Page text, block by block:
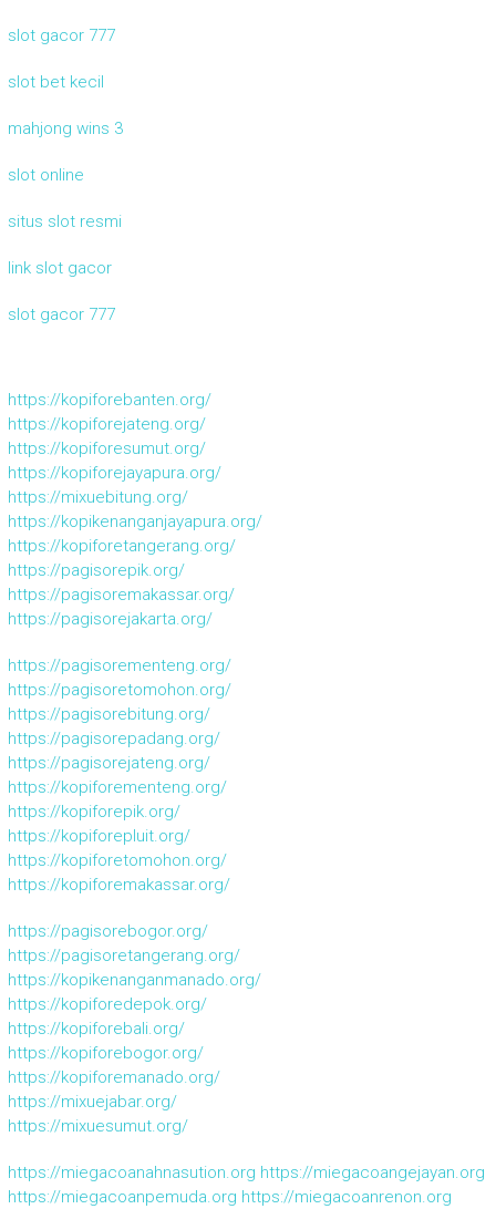
slot gacor 777
slot bet kecil
mahjong wins 3
slot online
situs slot resmi
link slot gacor
slot gacor 777
https://kopiforebanten.org/
https://kopiforejateng.org/
https://kopiforesumut.org/
https://kopiforejayapura.org/
https://mixuebitung.org/
https://kopikenanganjayapura.org/
https://kopiforetangerang.org/
https://pagisorepik.org/
https://pagisoremakassar.org/
https://pagisorejakarta.org/
https://pagisorementeng.org/
https://pagisoretomohon.org/
https://pagisorebitung.org/
https://pagisorepadang.org/
https://pagisorejateng.org/
https://kopiforementeng.org/
https://kopiforepik.org/
https://kopiforepluit.org/
https://kopiforetomohon.org/
https://kopiforemakassar.org/
https://pagisorebogor.org/
https://pagisoretangerang.org/
https://kopikenanganmanado.org/
https://kopiforedepok.org/
https://kopiforebali.org/
https://kopiforebogor.org/
https://kopiforemanado.org/
https://mixuejabar.org/
https://mixuesumut.org/
https://miegacoanahnasution.org https://miegacoangejayan.org
https://miegacoanpemuda.org https://miegacoanrenon.org